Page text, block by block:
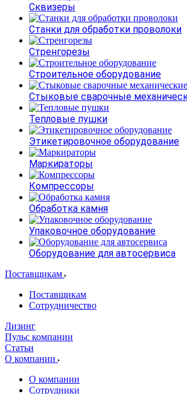
Сквизеры
Станки для обработки проволоки
Стренгорезы
Строительное оборудование
Стыковые сварочные
Тепловые пушки
Этикетировочное оборудование
Маркираторы
Компрессоры
Обработка камня
Упаковочное оборудование
Оборудование для автосервиса
Поставщикам
Поставщикам
Сотрудничество
Лизинг
Пульс компании
Статьи
О компании
О компании
Сотрудники